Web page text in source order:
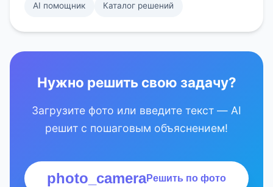
AI помощник Каталог решений
Нужно решить свою задачу?
Загрузите фото или введите текст — AI
решит с пошаговым объяснением!
photo_cameraРешить по фото